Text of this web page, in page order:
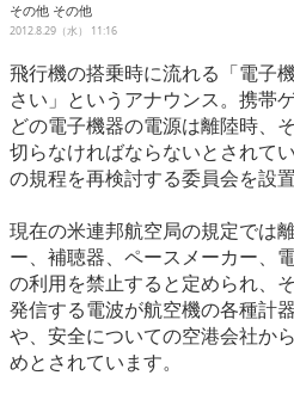
連載
イベント/セミナー
eスポーツ
その他 その他
2012.8.29（水） 11:16
飛行機の搭乗時に流れる「電子
さい」というアナウンス。携帯
どの電子機器の電源は離陸時、
切らなければならないとされて
の規程を再検討する委員会を設
現在の米連邦航空局の規定では
ー、補聴器、ペースメーカー、
の利用を禁止すると定められ、
発信する電波が航空機の各種計
や、安全についての空港会社か
めとされています。